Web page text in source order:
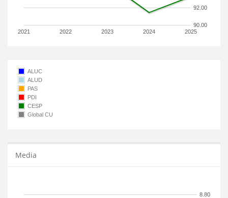
2021 2022 2023 2024 2025
90.00
92.00
ALUC
ALUD
PAS
PDI
CESP
Global CU
Media
8.80